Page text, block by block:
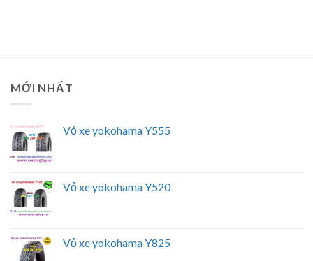
MỚI NHẤT
Vỏ xe yokohama Y555
Vỏ xe yokohama Y520
Vỏ xe yokohama Y825